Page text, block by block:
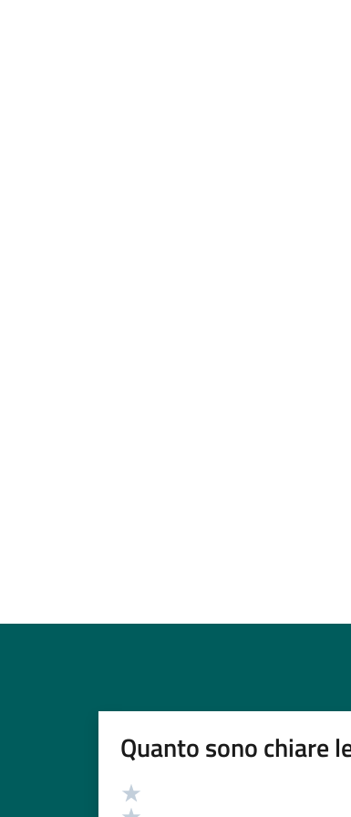
Quanto sono chiare
Valutazione